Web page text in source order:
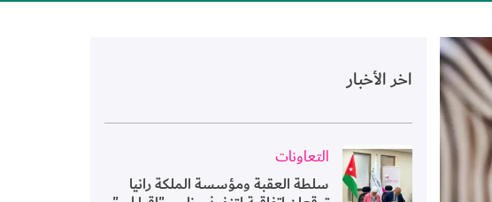
اخر الأخبار
الصورة التعاونات
سلطة العقبة ومؤسسة الملكة رانيا